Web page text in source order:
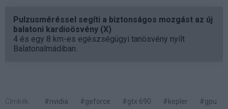
Pulzusméréssel segíti a biztonságos mozgást az új
balatoni kardioösvény (X)
4 és egy 8 km-es egészségügyi tanösvény nyílt
Balatonalmádiban.
Címkék: #nvidia #geforce #gtx 690 #kepler
#gpu